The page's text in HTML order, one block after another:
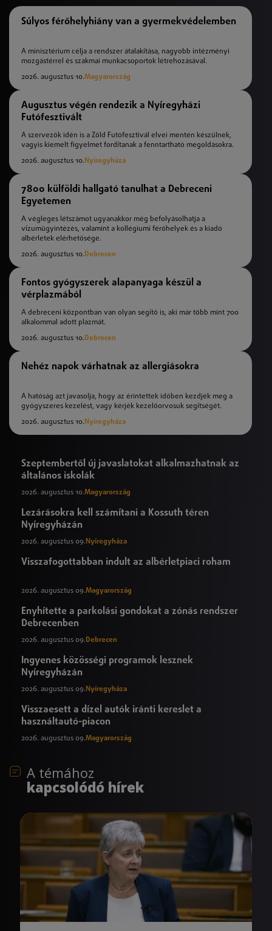
Súlyos férőhelyhiány van a gyermekvédelemben
A minisztérium célja a rendszer átalakítása, nagyobb intézményi
mozgástérrel és szakmai munkacsoportok létrehozásával.
2026. augusztus 10.Magyarország
Augusztus végén rendezik a Nyíregyházi
Futófesztivált
A szervezők idén is a Zöld Futófesztivál elvei mentén készülnek,
vagyis kiemelt figyelmet fordítanak a fenntartható megoldásokra.
2026. augusztus 10. Nyíregyháza
7800 külföldi hallgató tanulhat a Debreceni
Egyetemen
A végleges létszámot ugyanakkor még befolyásolhatja a
vízumügyintézés, valamint a kollégiumi férőhelyek és a kiadó
albérletek elérhetősége.
2026. augusztus 10.Debrecen
Fontos gyógyszerek alapanyaga készül a
vérplazmából
A debreceni központban van olyan segítő is, aki már több mint 700
alkalommal adott plazmát.
2026. augusztus 10.Debrecen
Nehéz napok várhatnak az allergiásokra
A hatóság azt javasolja, hogy az érintettek időben kezdjék meg a
gyógyszeres kezelést, vagy kérjék kezelőorvosuk segítségét.
2026. augusztus 10. Nyíregyháza
Szeptembertől új javaslatokat alkalmazhatnak az
általános iskolák
2026. augusztus 10.Magyarország
Lezárásokra kell számítani a Kossuth téren
Nyíregyházán
2026. augusztus 09. Nyíregyháza
Visszafogottabban indult az albérletpiaci roham
2026. augusztus 09.Magyarország
Enyhítette a parkolási gondokat a zónás rendszer
Debrecenben
2026. augusztus 09.Debrecen
Ingyenes közösségi programok lesznek
Nyíregyházán
2026. augusztus 09. Nyíregyháza
Visszaesett a dízel autók iránti kereslet a
használtautó-piacon
2026. augusztus 09.Magyarország
A témához
kapcsolódó hírek